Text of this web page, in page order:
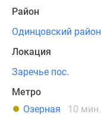
Покупателям
большой
выбор
двух-,
трех-,
четырехкомнатных
Район
Одинцовский район
Локация
Заречье пос.
Метро
Озерная
10 мин.